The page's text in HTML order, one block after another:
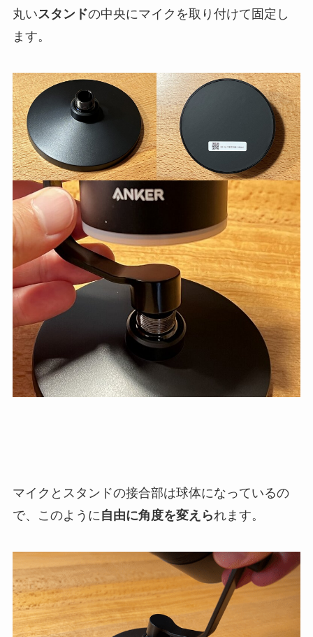
丸いスタンドの中央にマイクを取り付けて固定し
ます。
マイクとスタンドの接合部は球体になっているの
で、このように自由に角度を変えられます。